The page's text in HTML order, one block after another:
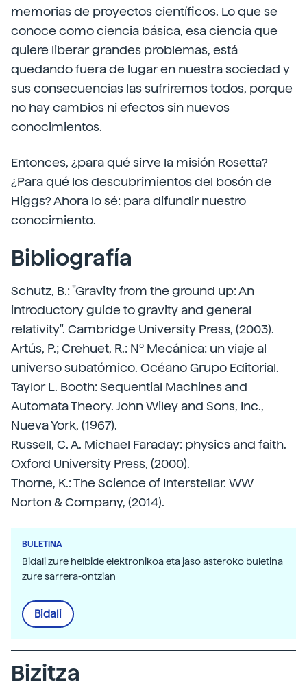
memorias de proyectos científicos. Lo que se
conoce como ciencia básica, esa ciencia que
quiere liberar grandes problemas, está
quedando fuera de lugar en nuestra sociedad y
sus consecuencias las sufriremos todos, porque
no hay cambios ni efectos sin nuevos
conocimientos.
Entonces, ¿para qué sirve la misión Rosetta?
¿Para qué los descubrimientos del bosón de
Higgs? Ahora lo sé: para difundir nuestro
conocimiento.
Bibliografía
Schutz, B.: "Gravity from the ground up: An
introductory guide to gravity and general
relativity". Cambridge University Press, (2003).
Artús, P.; Crehuet, R.: Nº Mecánica: un viaje al
universo subatómico. Océano Grupo Editorial.
Taylor L. Booth: Sequential Machines and
Automata Theory. John Wiley and Sons, Inc.,
Nueva York, (1967).
Russell, C. A. Michael Faraday: physics and faith.
Oxford University Press, (2000).
Thorne, K.: The Science of Interstellar. WW
Norton & Company, (2014).
BULETINA
Bidali zure helbide elektronikoa eta jaso asteroko buletina
zure sarrera-ontzian
Bidali
Bizitza